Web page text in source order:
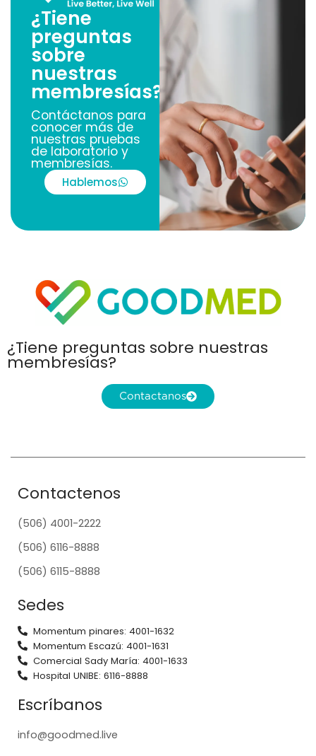
¿Tiene
preguntas
sobre
nuestras
membresías?
Contáctanos para
conocer más de
nuestras pruebas
de laboratorio y
membresías.
Hablemos
¿Tiene preguntas sobre nuestras
membresías?
Contactanos
Contactenos
(506) 4001-2222
(506) 6116-8888
(506) 6115-8888
Sedes
Momentum pinares: 4001-1632
Momentum Escazú: 4001-1631
Comercial Sady María: 4001-1633
Hospital UNIBE: 6116-8888
Escríbanos
info@goodmed.live